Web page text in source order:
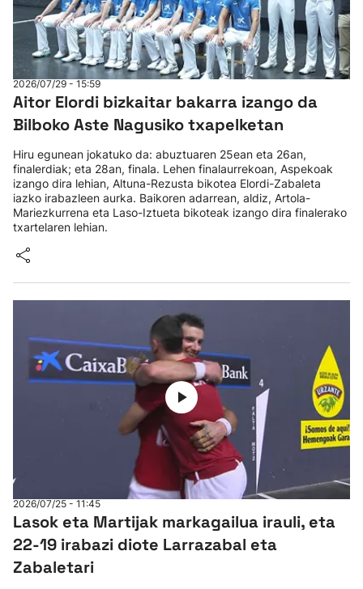
2026/07/29 - 15:59
Aitor Elordi bizkaitar bakarra izango da
Bilboko Aste Nagusiko txapelketan
Hiru egunean jokatuko da: abuztuaren 25ean eta 26an,
finalerdiak; eta 28an, finala. Lehen finalaurrekoan, Aspekoak
izango dira lehian, Altuna-Rezusta bikotea Elordi-Zabaleta
iazko irabazleen aurka. Baikoren adarrean, aldiz, Artola-
Mariezkurrena eta Laso-Iztueta bikoteak izango dira finalerako
txartelaren lehian.
2026/07/25 - 11:45
Lasok eta Martijak markagailua irauli, eta
22-19 irabazi diote Larrazabal eta
Zabaletari